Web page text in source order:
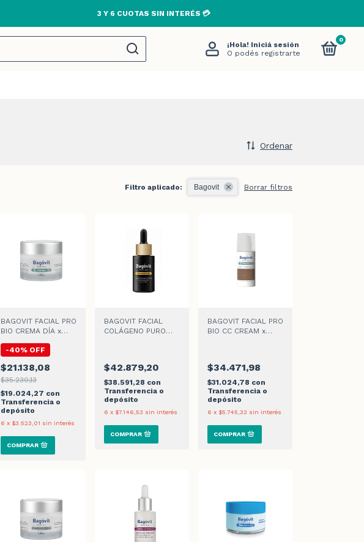
3 Y 6 CUOTAS SIN INTERÉS 💳
¡Hola! Iniciá sesión
O podés registrarte
0
Ordenar
Filtro aplicado: Bagovit Borrar filtros
BAGOVIT FACIAL PRO
BIO CREMA DÍA x
-40% OFF
$21.138,08
$35.230,13
$19.024,27 con
Transferencia o
depósito
6 x $3.523,01 sin interés
BAGOVIT FACIAL
COLÁGENO PURO
$42.879,20
$38.591,28 con
Transferencia o
depósito
6 x $7.146,53 sin interés
BAGOVIT FACIAL PRO
BIO CC CREAM x
$34.471,98
$31.024,78 con
Transferencia o
depósito
6 x $5.745,33 sin interés